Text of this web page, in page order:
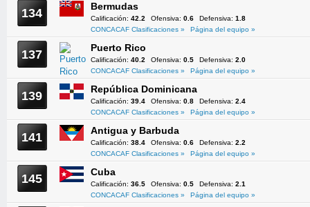
134 Bermudas
Calificación: 42.2 Ofensiva: 0.6 Defensiva: 1.8
CONCACAF Clasificaciones »
Página del equipo »
137 Puerto Rico
Calificación: 40.2 Ofensiva: 0.5 Defensiva: 2.0
CONCACAF Clasificaciones »
Página del equipo »
139 República Dominicana
Calificación: 39.4 Ofensiva: 0.8 Defensiva: 2.4
CONCACAF Clasificaciones »
Página del equipo »
141 Antigua y Barbuda
Calificación: 38.4 Ofensiva: 0.6 Defensiva: 2.2
CONCACAF Clasificaciones »
Página del equipo »
145 Cuba
Calificación: 36.5 Ofensiva: 0.5 Defensiva: 2.1
CONCACAF Clasificaciones »
Página del equipo »